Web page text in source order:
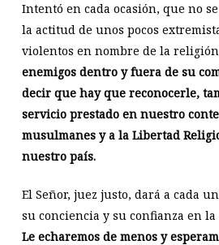
Intentó en cada ocasión, que no
la actitud de unos pocos
violentos en nombre de la
enemigos dentro y fuera de su
decir que hay que reconocerle,
servicio prestado en nuestro
musulmanes y a la Libertad
nuestro país.
El Señor, juez justo, dará a cada
su conciencia y su confianza en
Le echaremos de menos y